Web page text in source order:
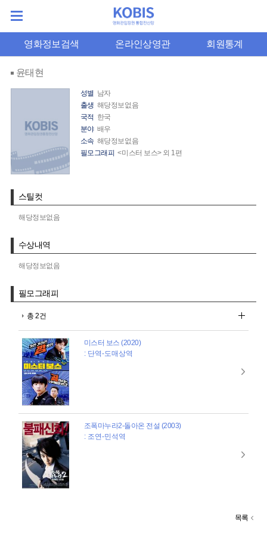
영화정보검색 온라인상영관 회원통계
윤태현
성별 남자
출생 해당정보없음
국적 한국
분야 배우
소속 해당정보없음
필모그래피 <미스터 보스> 외 1편
스틸컷
해당정보없음
수상내역
해당정보없음
필모그래피
총 2건
미스터 보스 (2020)
: 단역-도매상역
조폭마누라2-돌아온 전설 (2003)
: 조연-민석역
목록